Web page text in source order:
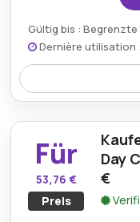
Gültig bis :
Dernière utilisation
Biofinity Toric 6
erhältlich. Dieses
Option für
zuverlässige
erschwinglichen
Kunden ihre
können, ohne die
Für
53,76 €
Preis
Day
€